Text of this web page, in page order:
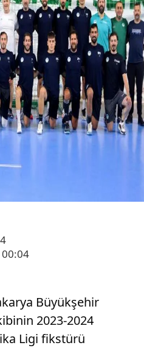
Büyükşehir
2023-2024
Ligi fikstürü